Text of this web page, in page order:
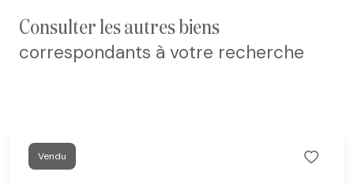
consulter les autres biens
correspondants à votre recherche
Vendu